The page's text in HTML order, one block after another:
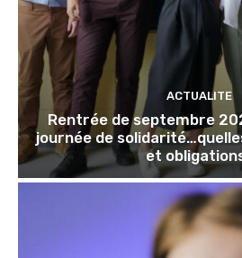
ACTUALITE
Rentrée de septembre
journée de
et